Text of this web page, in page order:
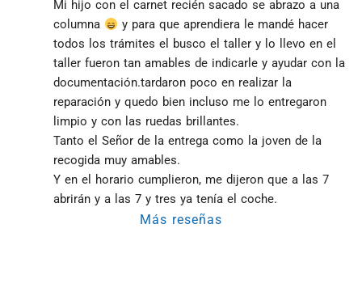
Mi hijo con el carnet recién sacado se abrazo a una
columna
y para que aprendiera le mandé hacer
todos los trámites el busco el taller y lo llevo en el
taller fueron tan amables de indicarle y ayudar con la
documentación.tardaron poco en realizar la
reparación y quedo bien incluso me lo entregaron
limpio y con las ruedas brillantes.
Tanto el Señor de la entrega como la joven de la
recogida muy amables.
Y en el horario cumplieron, me dijeron que a las 7
abrirán y a las 7 y tres ya tenía el coche.
Más reseñas